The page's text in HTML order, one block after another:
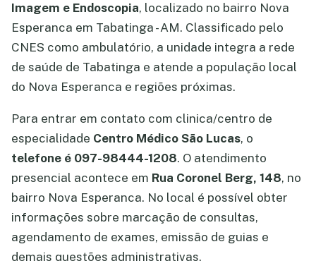
Imagem e Endoscopia, localizado no bairro Nova
Esperanca em Tabatinga - AM. Classificado pelo
CNES como ambulatório, a unidade integra a rede
de saúde de Tabatinga e atende a população local
do Nova Esperanca e regiões próximas.
Para entrar em contato com clinica/centro de
especialidade Centro Médico São Lucas, o
telefone é 097-98444-1208. O atendimento
presencial acontece em Rua Coronel Berg, 148, no
bairro Nova Esperanca. No local é possível obter
informações sobre marcação de consultas,
agendamento de exames, emissão de guias e
demais questões administrativas.